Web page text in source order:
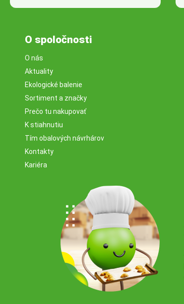
O spoločnosti
O nás
Aktuality
Ekologické balenie
Sortiment a značky
Prečo tu nakupovať
K stiahnutiu
Tím obalových návrhárov
Kontakty
Kariéra
© 2026 Servisbal Obaly s.r.o. Všetky práva vyhradené.